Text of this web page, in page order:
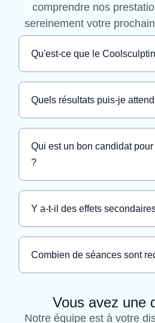
comprendre nos
sereinement votre
Qu'est-ce que le
Quels résultats puis-je
Qui est un bon candidat
?
Y a-t-il des effets
Combien de séances sont
Vous avez une
Notre équipe est à votre